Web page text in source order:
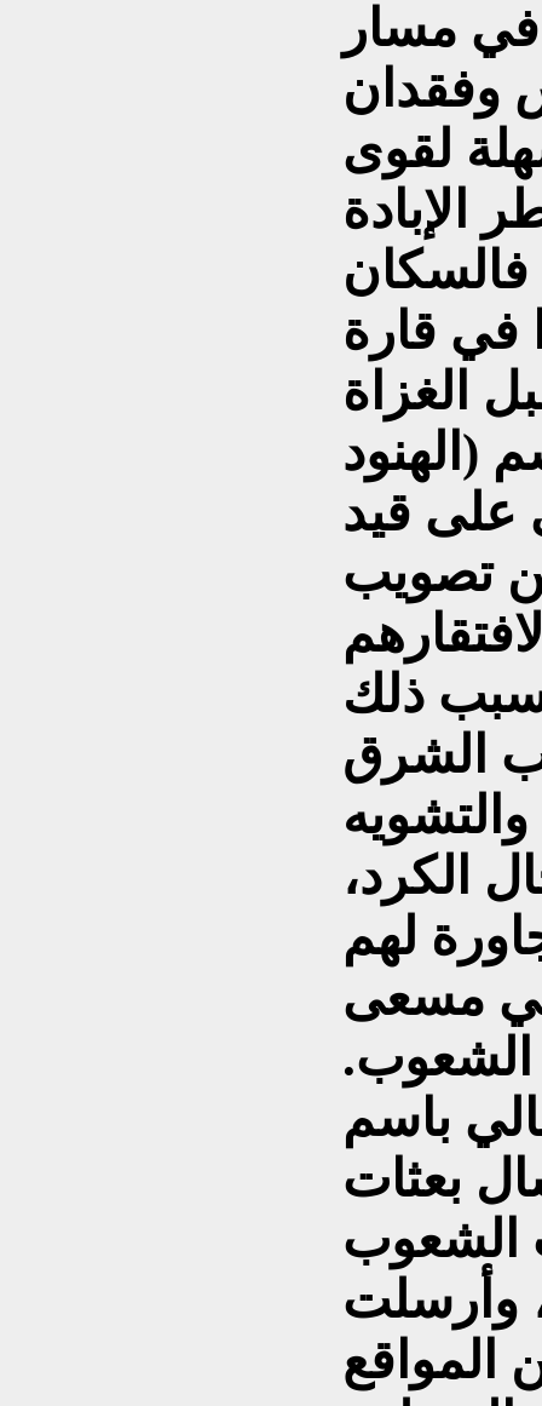
في مسار
وفقدان
لقوى
الإبادة
فالسكان
في قارة
الغزاة
(الهنود
على قيد
تصويب
ذلك
الشرق
الكرد،
لهم
مسعى
الشعوب.
باسم
بعثات
الشعوب
وأرسلت
المواقع